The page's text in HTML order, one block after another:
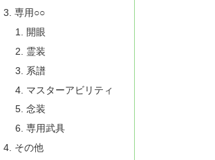
専用○○
開眼
霊装
系譜
マスターアビリティ
念装
専用武具
その他